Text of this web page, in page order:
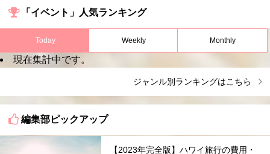
「イベント」人気ランキング
Today Weekly Monthly
現在集計中です。
ジャンル別ランキングはこちら
編集部ピックアップ
【2023年完全版】ハワイ旅行の費用・